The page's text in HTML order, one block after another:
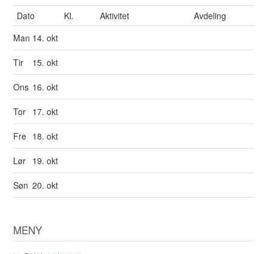
Dato Kl. Aktivitet
Avdeling
Man 14. okt
Tir 15. okt
Ons 16. okt
Tor 17. okt
Fre 18. okt
Lør 19. okt
Søn 20. okt
MENY